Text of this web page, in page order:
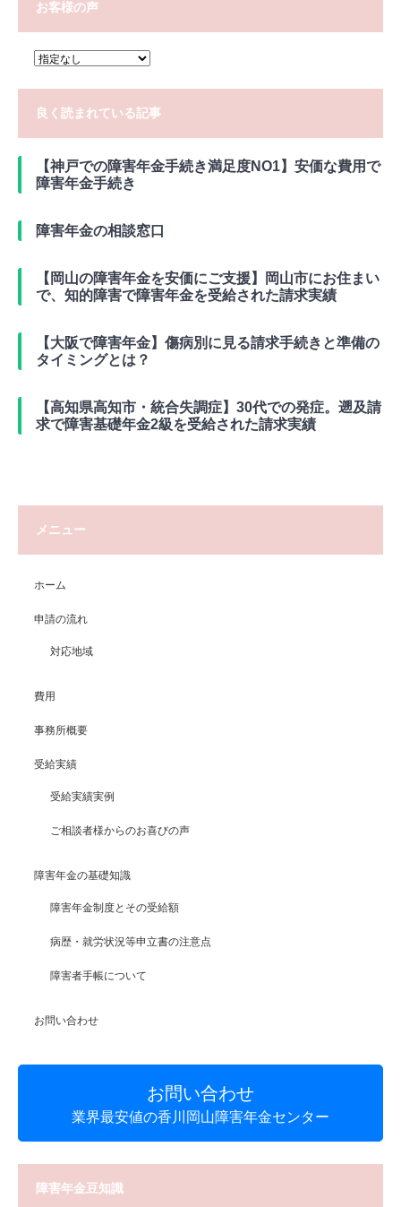
お客様の声
良く読まれている記事
【神戸での障害年金手続き満足度NO1】安価な費用で
障害年金手続き
障害年金の相談窓口
【岡山の障害年金を安価にご支援】岡山市にお住まい
で、知的障害で障害年金を受給された請求実績
【大阪で障害年金】傷病別に見る請求手続きと準備の
タイミングとは？
【高知県高知市・統合失調症】30代での発症。遡及請
求で障害基礎年金2級を受給された請求実績
メニュー
ホーム
申請の流れ
対応地域
費用
事務所概要
受給実績
受給実績実例
ご相談者様からのお喜びの声
障害年金の基礎知識
障害年金制度とその受給額
病歴・就労状況等申立書の注意点
障害者手帳について
お問い合わせ
お問い合わせ
業界最安値の香川岡山障害年金センター
障害年金豆知識